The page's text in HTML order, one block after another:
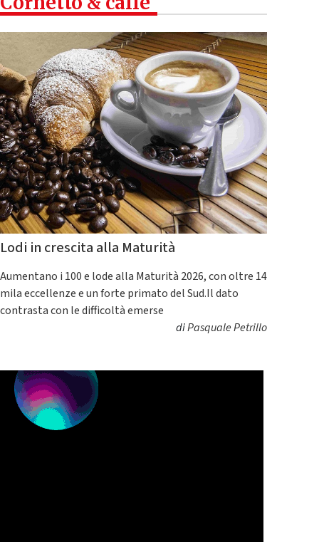
Lodi in crescita alla Maturità
Aumentano i 100 e lode alla Maturità 2026, con oltre 14
mila eccellenze e un forte primato del Sud.Il dato
contrasta con le difficoltà emerse
diPasquale Petrillo